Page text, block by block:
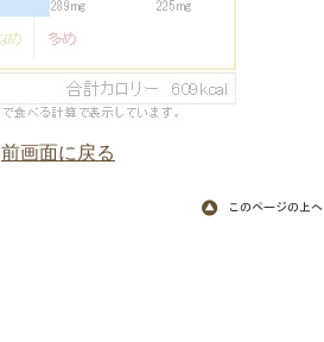
前画面に戻る